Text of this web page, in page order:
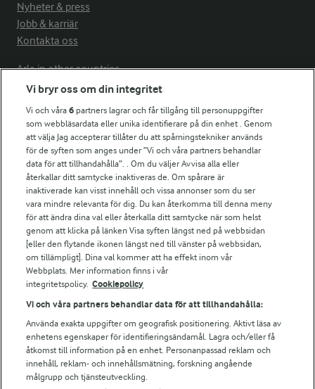
Nyheter & press
Jobb & karriär
Kontakta oss
Arla in other countries
Fler Arlasajter
För ägare
Arlas kundportal
Arla.com
Falbygdens Ost
Arla webbshop
Bildbank
Följ oss
Vi bryr oss om din integritet
Vi och våra6 partners lagrar och får tillgång till personuppgifter
som webbläsardata eller unika identifierare på din enhet . Genom
att välja Jag accepterar tillåter du att spårningstekniker används
för de syften som anges under ”Vi och våra partners behandlar
data för att tillhandahålla”. . Om du väljer Avvisa alla eller
återkallar ditt samtycke inaktiveras de. Om spårare är
inaktiverade kan visst innehåll och vissa annonser som du ser
vara mindre relevanta för dig. Du kan återkomma till denna meny
för att ändra dina val eller återkalla ditt samtycke när som helst
genom att klicka på länken Visa syften längst ned på webbsidan
[eller den flytande ikonen längst ned till vänster på webbsidan,
om tillämpligt]. Dina val kommer att ha effekt inom vår
Webbplats. Mer information finns i vår
integritetspolicy. Cookiepolicy
Vi och våra partners behandlar data för att tillhandahålla:
Använda exakta uppgifter om geografisk positionering. Aktivt läsa av
enhetens egenskaper för identifieringsändamål. Lagra och/eller få
åtkomst till information på en enhet. Personanpassad reklam och
innehåll, reklam- och innehållsmätning, forskning angående
målgrupp och tjänsteutveckling.